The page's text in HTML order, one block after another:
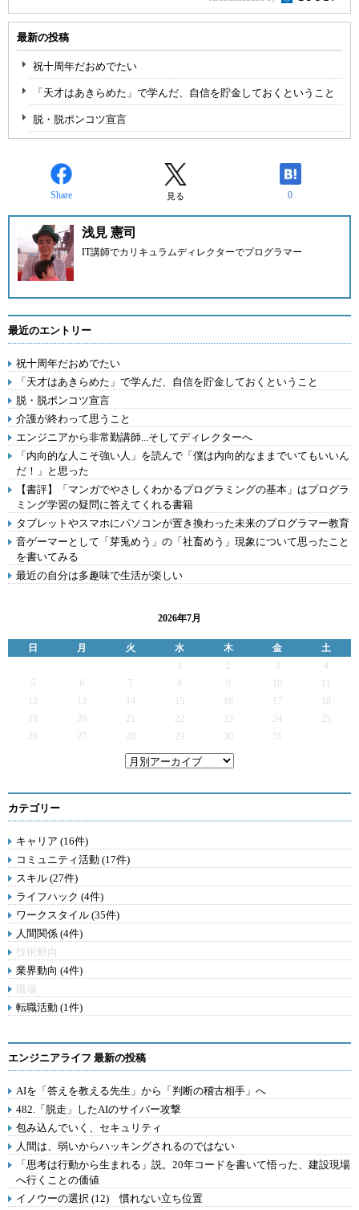
最新の投稿
祝十周年だおめでたい
「天才はあきらめた」で学んだ、自信を貯金しておくということ
脱・脱ポンコツ宣言
Share 見る 0
浅見 憲司
IT講師でカリキュラムディレクターでプログラマー
最近のエントリー
祝十周年だおめでたい
「天才はあきらめた」で学んだ、自信を貯金しておくということ
脱・脱ポンコツ宣言
介護が終わって思うこと
エンジニアから非常勤講師...そしてディレクターへ
「内向的な人こそ強い人」を読んで「僕は内向的なままでいてもいいん
だ！」と思った
【書評】「マンガでやさしくわかるプログラミングの基本」はプログラ
ミング学習の疑問に答えてくれる書籍
タブレットやスマホにパソコンが置き換わった未来のプログラマー教育
音ゲーマーとして「芽兎めう」の「社畜めう」現象について思ったこと
を書いてみる
最近の自分は多趣味で生活が楽しい
2026年7月
日 月 火 水 木 金
土
2 3
4
5
6 7 9
12
13 14 15 16 17
19
20 21 22 23 24
25
26
27 28 29 30 31
カテゴリー
キャリア (16件)
コミュニティ活動 (17件)
スキル (27件)
ライフハック (4件)
ワークスタイル (35件)
人間関係 (4件)
技術動向
業界動向 (4件)
職場
転職活動 (1件)
エンジニアライフ 最新の投稿
AIを「答えを教える先生」から「判断の稽古相手」へ
482.「脱走」したAIのサイバー攻撃
包み込んでいく、セキュリティ
人間は、弱いからハッキングされるのではない
「思考は行動から生まれる」説。20年コードを書いて悟った、建設現場
へ行くことの価値
イノウーの選択 (12) 慣れない立ち位置